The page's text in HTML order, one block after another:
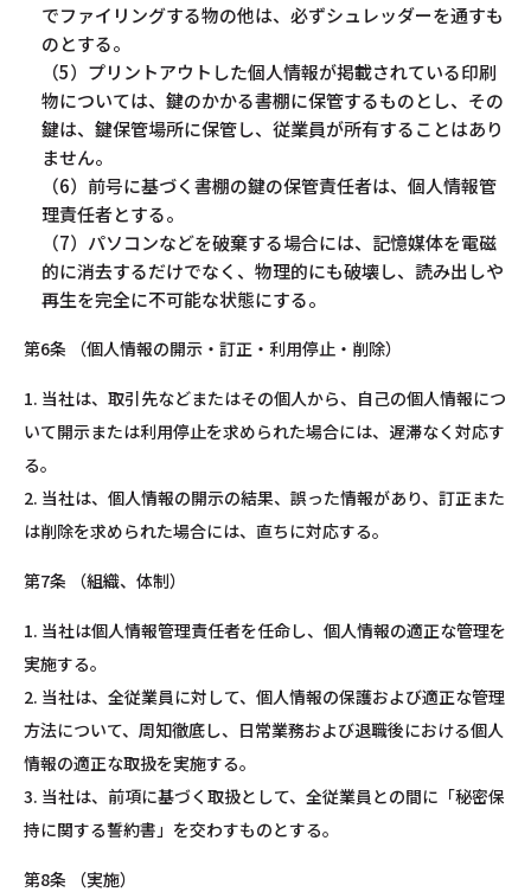
でファイリングする物の他は、必ずシュレッダーを通すも
のとする。
（5）プリントアウトした個人情報が掲載されている印刷
物については、鍵のかかる書棚に保管するものとし、その
鍵は、鍵保管場所に保管し、従業員が所有することはあり
ません。
（6）前号に基づく書棚の鍵の保管責任者は、個人情報管
理責任者とする。
（7）パソコンなどを破棄する場合には、記憶媒体を電磁
的に消去するだけでなく、物理的にも破壊し、読み出しや
再生を完全に不可能な状態にする。
第6条 （個人情報の開示・訂正・利用停止・削除）
1. 当社は、取引先などまたはその個人から、自己の個人情報につ
いて開示または利用停止を求められた場合には、遅滞なく対応す
る。
2. 当社は、個人情報の開示の結果、誤った情報があり、訂正また
は削除を求められた場合には、直ちに対応する。
第7条 （組織、体制）
1. 当社は個人情報管理責任者を任命し、個人情報の適正な管理を
実施する。
2. 当社は、全従業員に対して、個人情報の保護および適正な管理
方法について、周知徹底し、日常業務および退職後における個人
情報の適正な取扱を実施する。
3. 当社は、前項に基づく取扱として、全従業員との間に「秘密保
持に関する誓約書」を交わすものとする。
第8条 （実施）